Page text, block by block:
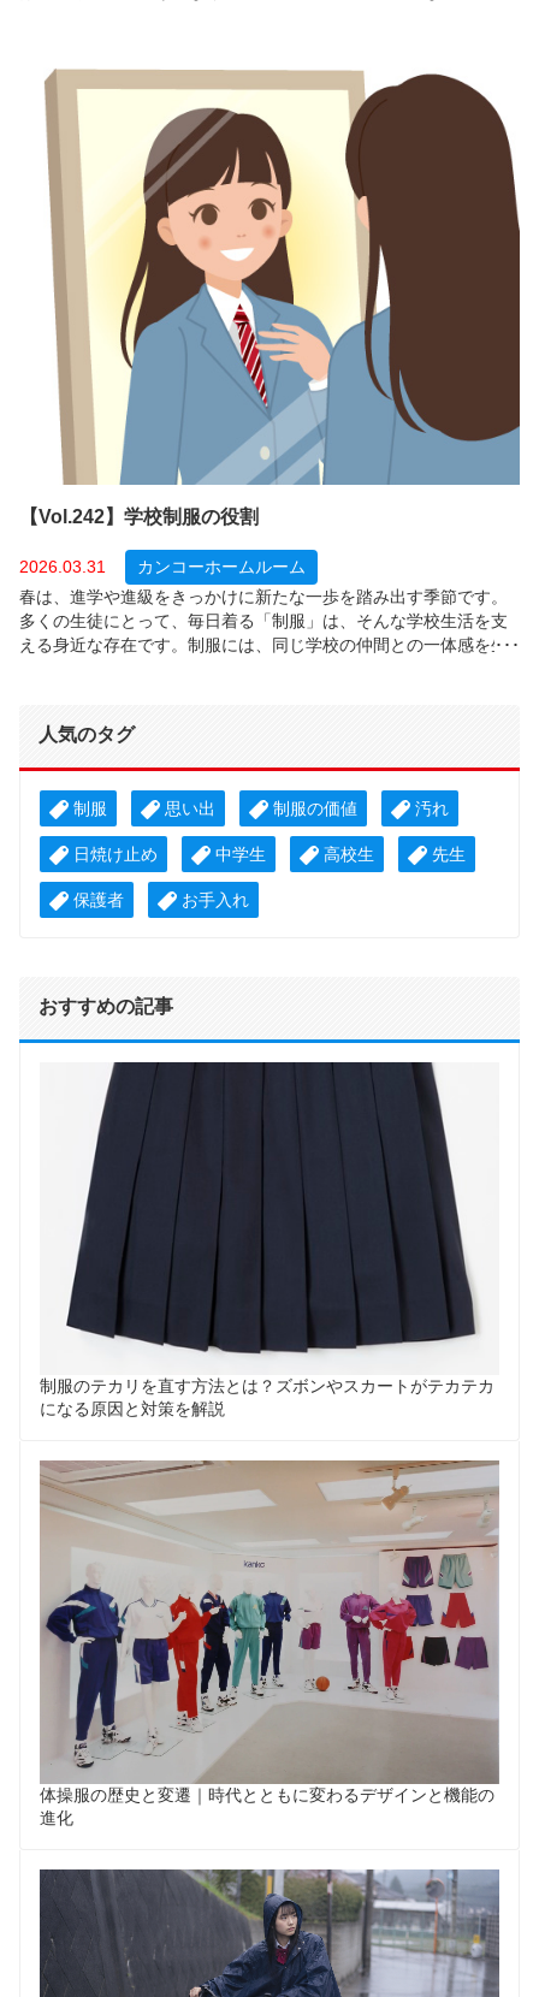
中学・高校生１，２００人を対象に、体育の授業以外で、体操服
を着るシーン、体操服を着ていて気になること、体操服で重視す
ることについて調査しました。
【Vol.242】学校制服の役割
2026.03.31
カンコーホームルーム
春は、進学や進級をきっかけに新たな一歩を踏み出す季節です。
多くの生徒にとって、毎日着る「制服」は、そんな学校生活を支
える身近な存在です。制服には、同じ学校の仲間との一体感を生
は、全国の中学・高校生１，０６４人を対象に、着用制服のタイ
プ、制服着用時の安心感、制服のデザインによる学校生活への影
響について調査しました。
人気のタグ
制服 思い出 制服の価値 汚れ
日焼け止め 中学生 高校生 先生
保護者 お手入れ
おすすめの記事
制服のテカリを直す方法とは？ズボンやスカートがテカテカ
になる原因と対策を解説
体操服の歴史と変遷｜時代とともに変わるデザインと機能の
進化